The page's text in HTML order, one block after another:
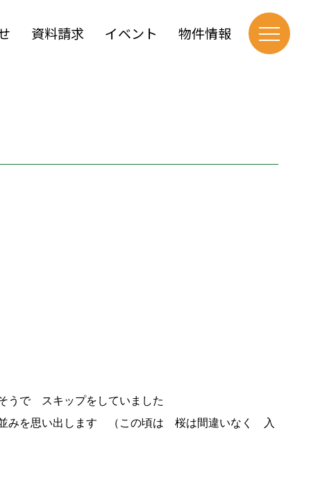
資料請求 イベント 物件情報
で スキップをしていました
みを思い出します （この頃は 桜は間違いなく 入